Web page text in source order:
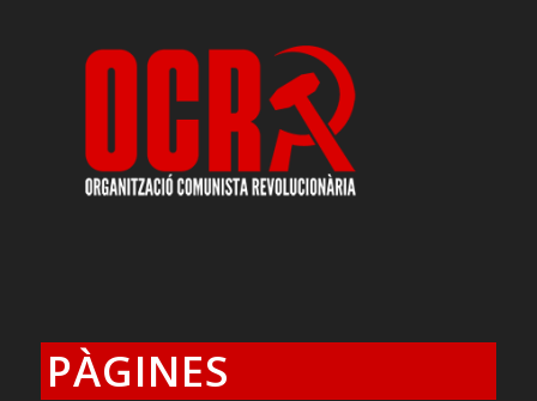
PÀGINES